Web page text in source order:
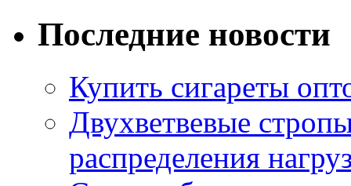
Последние новости
Купить сигареты
Двухветвевые
распределения